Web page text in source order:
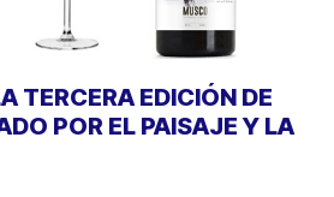
TERCERA EDICIÓN DE
POR EL PAISAJE Y LA